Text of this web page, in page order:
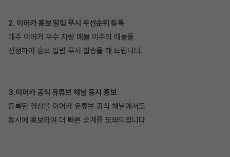
2. 이어카 홍보 알림 푸시 우선순위 등록
매주 이어카 우수 차량 매물 이주의 매물을
선정하여 홍보 알림 푸시 발송을 해 드립니다.
3.이어카 공식 유튜브 채널 동시 홍보
등록된 영상을 이어카 유튜브 공식 채널에서도
동시에 홍보하여 더 빠른 승계를 도와드립니다.